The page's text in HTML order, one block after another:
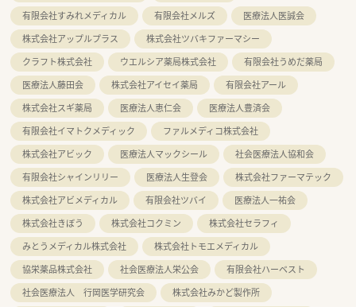
有限会社すみれメディカル
有限会社メルズ
医療法人医誠会
株式会社アップルプラス
株式会社ツバキファーマシー
クラフト株式会社
ウエルシア薬局株式会社
有限会社うめだ薬局
医療法人藤田会
株式会社アイセイ薬局
有限会社アール
株式会社スギ薬局
医療法人恵仁会
医療法人豊済会
有限会社イマトクメディック
ファルメディコ株式会社
株式会社アビック
医療法人マックシール
社会医療法人協和会
有限会社シャインリリー
医療法人生登会
株式会社ファーマテック
株式会社アビメディカル
有限会社ツバイ
医療法人一祐会
株式会社きぼう
株式会社コクミン
株式会社セラフィ
みとうメディカル株式会社
株式会社トモエメディカル
協栄薬品株式会社
社会医療法人栄公会
有限会社ハーベスト
社会医療法人 行岡医学研究会
株式会社みかど製作所